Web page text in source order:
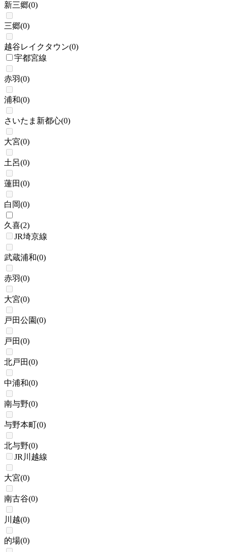
新三郷(0)
三郷(0)
越谷レイクタウン(0)
宇都宮線
赤羽(0)
浦和(0)
さいたま新都心(0)
大宮(0)
土呂(0)
蓮田(0)
白岡(0)
久喜(2)
JR埼京線
武蔵浦和(0)
赤羽(0)
大宮(0)
戸田公園(0)
戸田(0)
北戸田(0)
中浦和(0)
南与野(0)
与野本町(0)
北与野(0)
JR川越線
大宮(0)
南古谷(0)
川越(0)
的場(0)